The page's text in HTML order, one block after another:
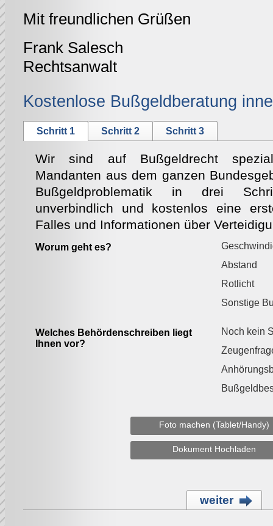
Mit freundlichen Grüßen
Frank Salesch
Rechtsanwalt
Kostenlose Bußgeldberatung
Schritt 1 Schritt 2 Schritt 3
Wir sind auf Bußgeldrecht
Mandanten aus dem ganzen
Bußgeldproblematik in drei
unverbindlich und kostenlos eine
Falles und Informationen über
Worum geht es?
Abstand
Rotlicht
Sonstige
Welches Behördenschreiben liegt
Ihnen vor?
Noch kein
Foto machen (Tablet/Handy)
Dokument Hochladen
weiter